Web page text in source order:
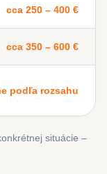
cca 250 – 400 €
cca 350 – 600 €
podľa rozsahu
situácie –